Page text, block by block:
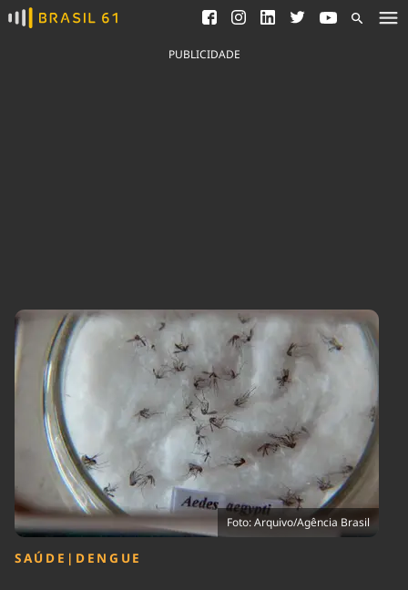
Ver todas as notícias
Saneamento
Indicadores
Agronegócios
Brasil
Brasil Mineral
Ciência &
Tecnologia
Cinema
Comportamento
Cultura
Economia
Educação
Infraestrutura
Internacional
Meio Ambiente
Podcast
Política
Saúde
PUBLICIDADE
Foto: Arquivo/Agência Brasil
SAÚDE | DENGUE